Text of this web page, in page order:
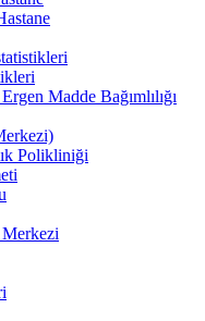
Madde Bağımlılığı
Polikliniği